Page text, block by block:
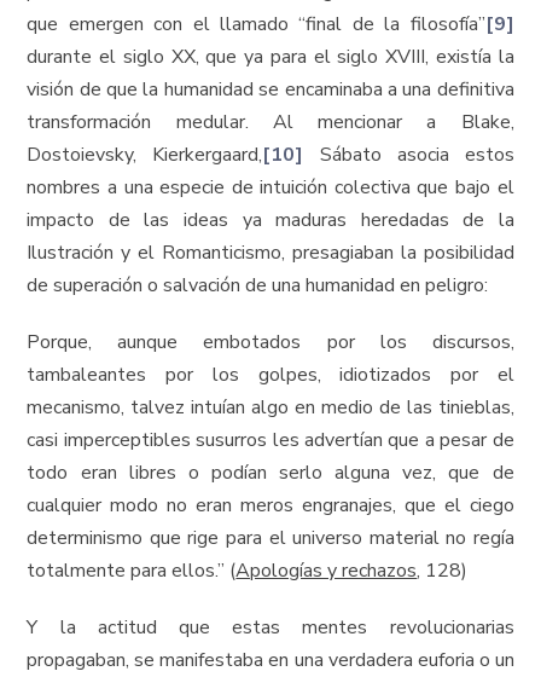
que emergen con el llamado “final de la filosofía”[9]
durante el siglo XX, que ya para el siglo XVIII, existía la
visión de que la humanidad se encaminaba a una definitiva
transformación medular. Al mencionar a Blake,
Dostoievsky, Kierkergaard,[10]
Sábato asocia estos
nombres a una especie de intuición colectiva que bajo el
impacto de las ideas ya maduras heredadas de la
Ilustración y el Romanticismo, presagiaban la posibilidad
de superación o salvación de una humanidad en peligro:
Porque, aunque embotados por los discursos,
tambaleantes por los golpes, idiotizados por el
mecanismo, talvez intuían algo en medio de las tinieblas,
casi imperceptibles susurros les advertían que a pesar de
todo eran libres o podían serlo alguna vez, que de
cualquier modo no eran meros engranajes, que el ciego
determinismo que rige para el universo material no regía
totalmente para ellos.” (Apologías y rechazos, 128)
Y la actitud que estas mentes revolucionarias
propagaban, se manifestaba en una verdadera euforia o un